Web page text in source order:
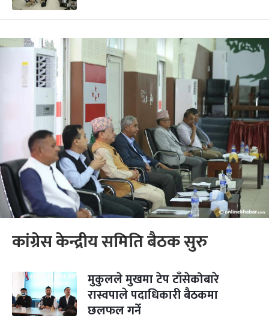
कांग्रेस केन्द्रीय समिति बैठक सुरु
मुकुलले मुखमा टेप टाँसेकोबारे
रास्वपाले पदाधिकारी बैठकमा
छलफल गर्ने